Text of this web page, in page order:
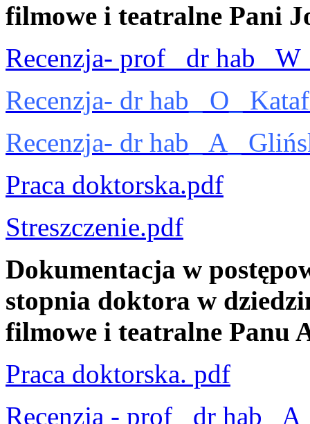
filmowe i teatralne Pani
Recenzja- prof_ dr hab_
Recenzja- dr hab_ O_
Recenzja- dr hab_ A_
Praca doktorska.pdf
Streszczenie.pdf
Dokumentacja w
stopnia doktora w
filmowe i teatralne Panu
Praca doktorska. pdf
Recenzja - prof_ dr hab_